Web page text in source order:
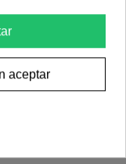
12,95 €
aceptar